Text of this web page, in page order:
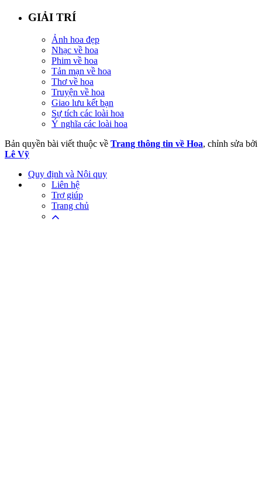
GIẢI TRÍ
Ảnh hoa đẹp
Nhạc về hoa
Phim về hoa
Tản mạn về hoa
Thơ về hoa
Truyện về hoa
Giao lưu kết bạn
Sự tích các loài hoa
Ý nghĩa các loài hoa
Bản quyền bài viết thuộc về Trang thông tin về Hoa, chỉnh sửa bởi
Lê Vỹ
Quy định và Nội quy
Liên hệ
Trợ giúp
Trang chủ